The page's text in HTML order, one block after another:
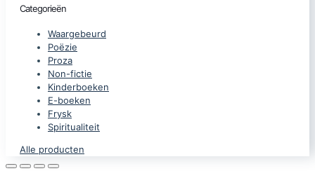
Categorieën
Waargebeurd
Poëzie
Proza
Non-fictie
Kinderboeken
E-boeken
Frysk
Spiritualiteit
Alle producten